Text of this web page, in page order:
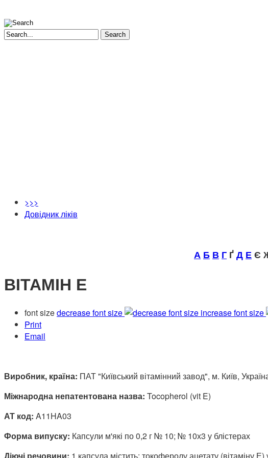
Search
>>>
Довідник ліків
А Б В Г ҐД ЕЄ
ВІТАМІН Е
font sizedecrease font size
increase font size
Print
Email
Виробник, країна: ПАТ "Київський вітамінний завод", м. Київ,
Міжнародна непатентована назва: Tocopherol (vit E)
АТ код: A11HA03
Форма випуску: Капсули м'які по 0,2 г № 10; № 10х3 у блістерах
Діючі речовини: 1 капсула містить: токоферолу ацетату (вітаміну